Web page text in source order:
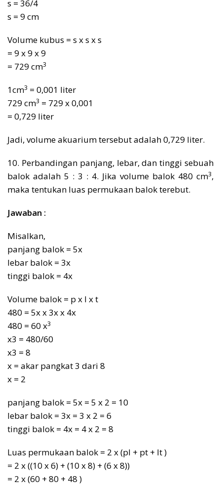
s = 36/4
s = 9 cm
Volume kubus = s x s x s
= 9 x 9 x 9
= 729 cm3
1cm3 = 0,001 liter
729 cm3 = 729 x 0,001
= 0,729 liter
Jadi, volume akuarium tersebut adalah 0,729 liter.
10. Perbandingan panjang, lebar, dan tinggi sebuah
balok adalah 5 : 3 : 4. Jika volume balok 480 cm3,
maka tentukan luas permukaan balok terebut.
Jawaban :
Misalkan,
panjang balok = 5x
lebar balok = 3x
tinggi balok = 4x
Volume balok = p x l x t
480 = 5x x 3x x 4x
480 = 60 x3
x3 = 480/60
x3 = 8
x = akar pangkat 3 dari 8
x = 2
panjang balok = 5x = 5 x 2 = 10
lebar balok = 3x = 3 x 2 = 6
tinggi balok = 4x = 4 x 2 = 8
Luas permukaan balok = 2 x (pl + pt + lt )
= 2 x ((10 x 6) + (10 x 8) + (6 x 8))
= 2 x (60 + 80 + 48 )